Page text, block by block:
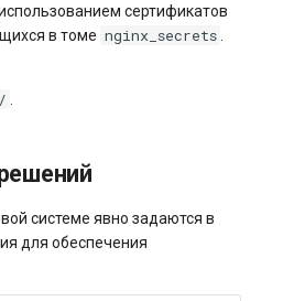
сертификатов
в томе nginx_secrets
/
системе явно задаются в
для обеспечения